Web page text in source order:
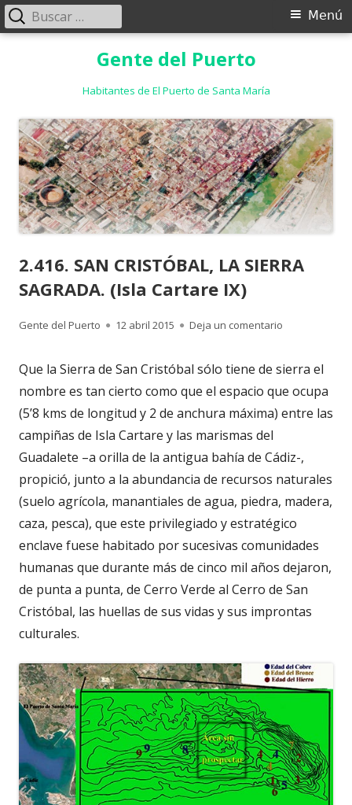
Gente del Puerto
Habitantes de El Puerto de Santa María
Menú
Menú
Buscar:
2.416. SAN CRISTÓBAL, LA SIERRA
SAGRADA. (Isla Cartare IX)
Autor
Gente del Puerto
Publicado
12 abril 2015 Deja un comentario
Que la Sierra de San Cristóbal sólo tiene de sierra el
nombre es tan cierto como que el espacio que ocupa
(5’8 kms de longitud y 2 de anchura máxima) entre las
campiñas de Isla Cartare y las marismas del
Guadalete –a orilla de la antigua bahía de Cádiz-,
propició, junto a la abundancia de recursos naturales
(suelo agrícola, manantiales de agua, piedra, madera,
caza, pesca), que este privilegiado y estratégico
enclave fuese habitado por sucesivas comunidades
humanas que durante más de cinco mil años dejaron,
de punta a punta, de Cerro Verde al Cerro de San
Cristóbal, las huellas de sus vidas y sus improntas
culturales.